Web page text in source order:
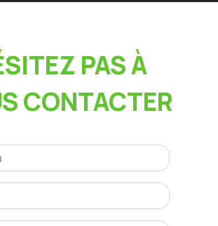
PAS À
CONTACTER